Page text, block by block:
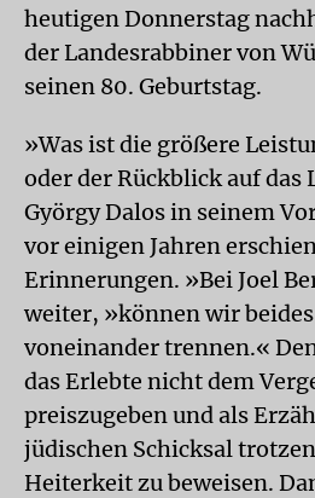
heutigen Donnerstag
der Landesrabbiner von
seinen 80. Geburtstag.
»Was ist die größere
oder der Rückblick auf das
György Dalos in seinem
vor einigen Jahren
Erinnerungen. »Bei Joel
weiter, »können wir
voneinander trennen.«
das Erlebte nicht dem
preiszugeben und als
jüdischen Schicksal
Heiterkeit zu beweisen.